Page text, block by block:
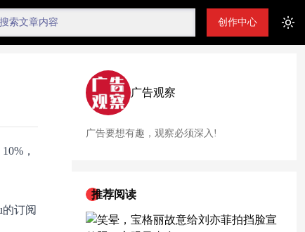
创作中心
，
订阅
广告观察
广告要想有趣，观察必须深入!
推荐阅读